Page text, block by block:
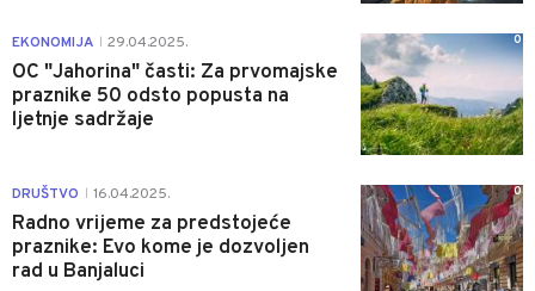
EKONOMIJA 29.04.2025.
OC "Јahorina" časti: Za prvomajske
praznike 50 odsto popusta na
ljetnje sadržaje
0
DRUŠTVO 16.04.2025.
Radno vrijeme za predstojeće
praznike: Evo kome je dozvoljen
rad u Banjaluci
0